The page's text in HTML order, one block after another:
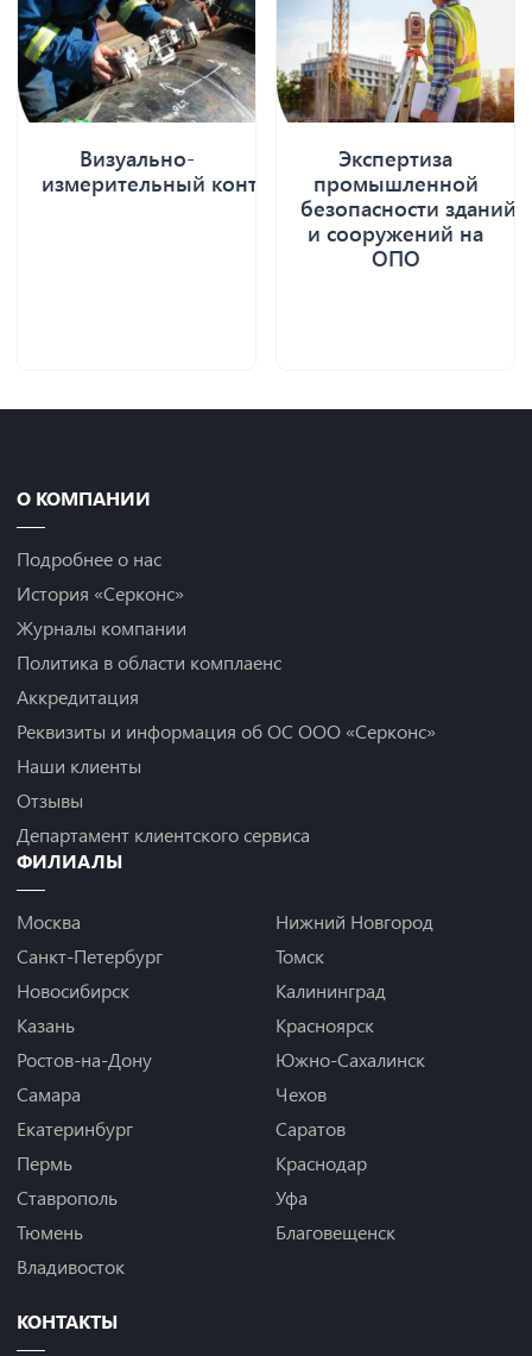
Визуально-
измерительный контроль
Экспертиза
промышленной
безопасности зданий
и сооружений на
ОПО
О КОМПАНИИ
Подробнее о нас
История «Серконс»
Журналы компании
Политика в области комплаенс
Аккредитация
Реквизиты и информация об ОС ООО «Серконс»
Наши клиенты
Отзывы
Департамент клиентского сервиса
ФИЛИАЛЫ
Москва
Санкт-Петербург
Новосибирск
Казань
Ростов-на-Дону
Самара
Екатеринбург
Пермь
Ставрополь
Тюмень
Владивосток
Нижний Новгород
Томск
Калининград
Красноярск
Южно-Сахалинск
Чехов
Саратов
Краснодар
Уфа
Благовещенск
КОНТАКТЫ